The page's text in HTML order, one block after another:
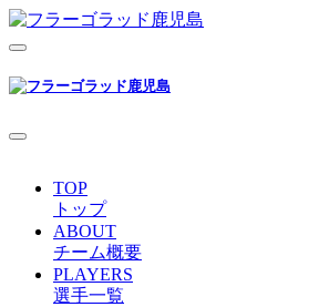
TOP
トップ
ABOUT
チーム概要
PLAYERS
選手一覧